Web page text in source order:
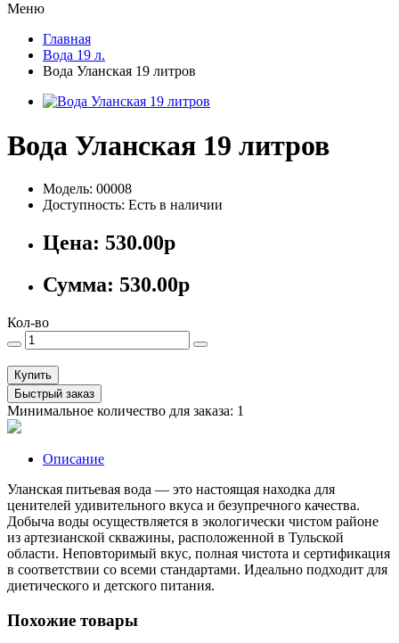
Меню
Главная
Вода 19 л.
Вода Уланская 19 литров
Вода Уланская 19 литров
Модель: 00008
Доступность: Есть в наличии
Цена: 530.00р
Сумма: 530.00р
Кол-во
Купить
Быстрый заказ
Минимальное количество для заказа: 1
Описание
Уланская питьевая вода — это настоящая находка для
ценителей удивительного вкуса и безупречного качества.
Добыча воды осуществляется в экологически чистом районе
из артезианской скважины, расположенной в Тульской
области. Неповторимый вкус, полная чистота и сертификация
в соответствии со всеми стандартами. Идеально подходит для
диетического и детского питания.
Похожие товары